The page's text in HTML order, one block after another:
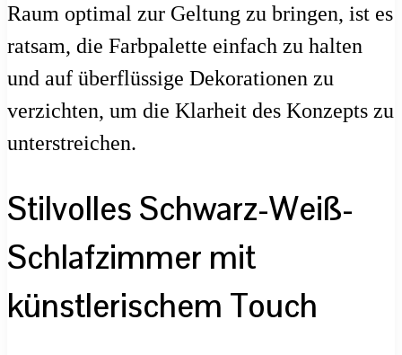
Raum optimal zur Geltung zu bringen, ist es
ratsam, die Farbpalette einfach zu halten
und auf überflüssige Dekorationen zu
verzichten, um die Klarheit des Konzepts zu
unterstreichen.
Stilvolles Schwarz-Weiß-
Schlafzimmer mit
künstlerischem Touch